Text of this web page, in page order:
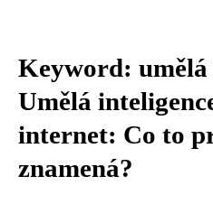
Keyword: umělá
Umělá
internet: Co to
znamená?